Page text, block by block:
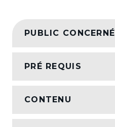
PUBLIC CONCERNÉ
PRÉ REQUIS
CONTENU